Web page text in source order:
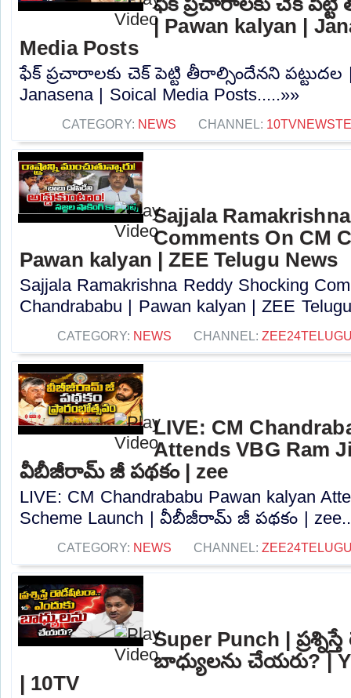
| Pawan kalyan |
Media Posts
ఫేక్ ప్రచారాలకు చెక్ పెట్టి తీరాల్సిందేనని పట్టుదల
Janasena | Soical Media Posts.....»»
CATEGORY: NEWS CHANNEL:
Sajjala
Comments On CM
Pawan kalyan | ZEE Telugu News
Sajjala Ramakrishna Reddy Shocking
Chandrababu | Pawan kalyan | ZEE
CATEGORY: NEWS CHANNEL:
LIVE: CM
Attends VBG Ram
వీబీజీరామ్ జీ పథకం | zee
LIVE: CM Chandrababu Pawan kalyan
Scheme Launch | వీబీజీరామ్ జీ పథకం |
CATEGORY: NEWS CHANNEL:
Super Punch |
బాధ్యులను చేయరు? |
| 10TV